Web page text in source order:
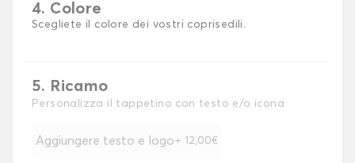
4. Colore
Scegliete il colore dei vostri coprisedili.
5. Ricamo
Personalizza il tappetino con testo e/o icona
Aggiungere testo e logo + 12,00€